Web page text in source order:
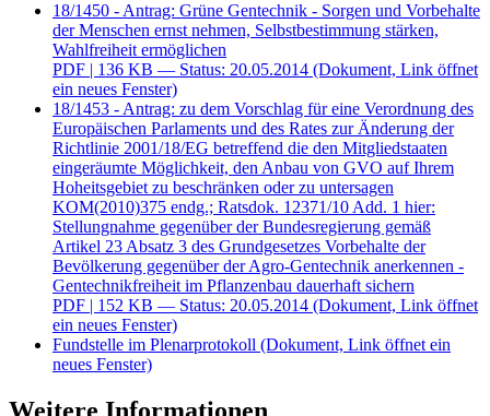
18/1450 - Antrag: Grüne Gentechnik - Sorgen und Vorbehalte
der Menschen ernst nehmen, Selbstbestimmung stärken,
Wahlfreiheit ermöglichen
PDF | 136 KB — Status: 20.05.2014 (Dokument, Link öffnet
ein neues Fenster)
18/1453 - Antrag: zu dem Vorschlag für eine Verordnung des
Europäischen Parlaments und des Rates zur Änderung der
Richtlinie 2001/18/EG betreffend die den Mitgliedstaaten
eingeräumte Möglichkeit, den Anbau von GVO auf Ihrem
Hoheitsgebiet zu beschränken oder zu untersagen
KOM(2010)375 endg.; Ratsdok. 12371/10 Add. 1 hier:
Stellungnahme gegenüber der Bundesregierung gemäß
Artikel 23 Absatz 3 des Grundgesetzes Vorbehalte der
Bevölkerung gegenüber der Agro-Gentechnik anerkennen -
Gentechnikfreiheit im Pflanzenbau dauerhaft sichern
PDF | 152 KB — Status: 20.05.2014 (Dokument, Link öffnet
ein neues Fenster)
Fundstelle im Plenarprotokoll (Dokument, Link öffnet ein
neues Fenster)